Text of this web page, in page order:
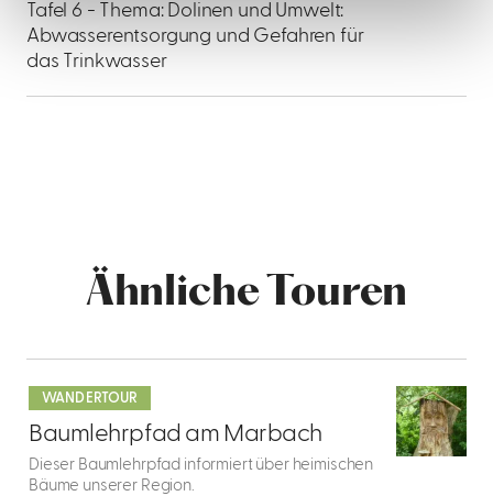
Tafel 6 - Thema: Dolinen und Umwelt:
Abwasserentsorgung und Gefahren für
das Trinkwasser
Ähnliche Touren
WANDERTOUR
1
Baumlehrpfad am Marbach
Dieser Baumlehrpfad informiert über heimischen
Bäume unserer Region.
dazu